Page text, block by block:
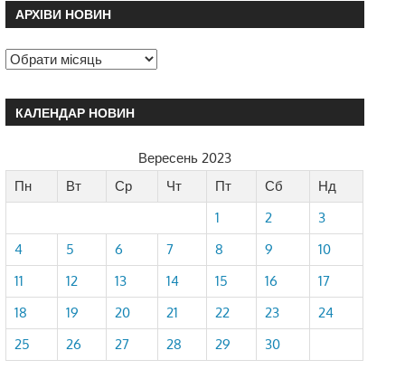
АРХІВИ НОВИН
КАЛЕНДАР НОВИН
Вересень 2023
Пн
Вт Ср Чт Пт Сб
Нд
1
2
3
4
5 6 7 8 9
10
11
12 13 14 15 16
17
18
19 20 21 22 23
24
25
26 27 28 29 30